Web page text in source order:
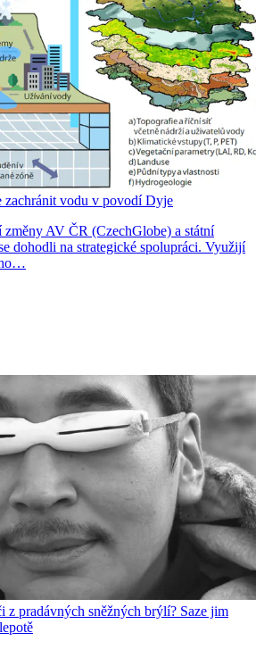
vodu v povodí Dyje
AV ČR (CzechGlobe) a státní
dohodli na strategické spolupráci. Využijí
z pradávných sněžných brýlí? Saze jim